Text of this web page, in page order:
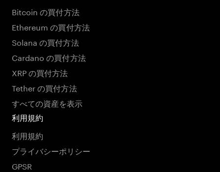
Bitcoin の買付方法
Ethereum の買付方法
Solana の買付方法
Cardano の買付方法
XRP の買付方法
Tether の買付方法
すべての資産を表示
利用規約
利用規約
プライバシーポリシー
GPSR